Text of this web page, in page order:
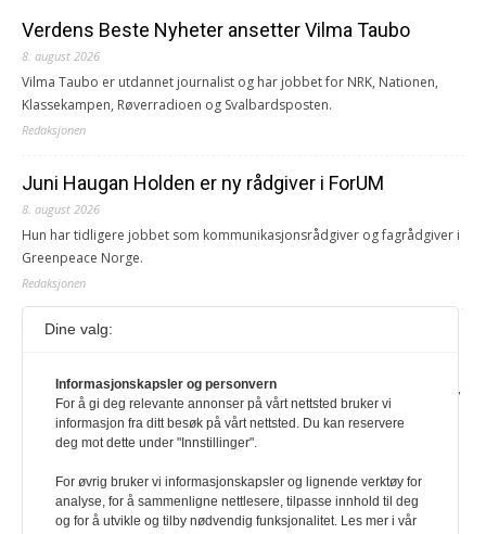
Verdens Beste Nyheter ansetter Vilma Taubo
8. august 2026
Vilma Taubo er utdannet journalist og har jobbet for NRK, Nationen,
Klassekampen, Røverradioen og Svalbardsposten.
Redaksjonen
Juni Haugan Holden er ny rådgiver i ForUM
8. august 2026
Hun har tidligere jobbet som kommunikasjonsrådgiver og fagrådgiver i
Greenpeace Norge.
Redaksjonen
Journalist fra Vietnam idømt 7 års fengsel
Kommunistpartiet i Vietnam har total kontroll over alle offisielle medier,
aviser, TV- og radiokanaler. For å lese denne må du ha abonnement
Logg inn her Ny abonnent? Velg Årsabonnement, Månedsabonnement
og bedrifter.
Redaksjonen
Dine valg:
Informasjonskapsler og personvern
For å gi deg relevante annonser på vårt nettsted bruker vi
informasjon fra ditt besøk på vårt nettsted. Du kan reservere
deg mot dette under "Innstillinger".
For øvrig bruker vi informasjonskapsler og lignende verktøy for
analyse, for å sammenligne nettlesere, tilpasse innhold til deg
og for å utvikle og tilby nødvendig funksjonalitet. Les mer i vår